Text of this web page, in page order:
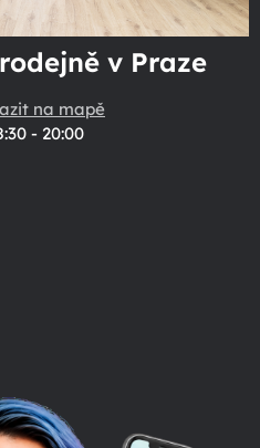
v Praze
na mapě
- 20:00